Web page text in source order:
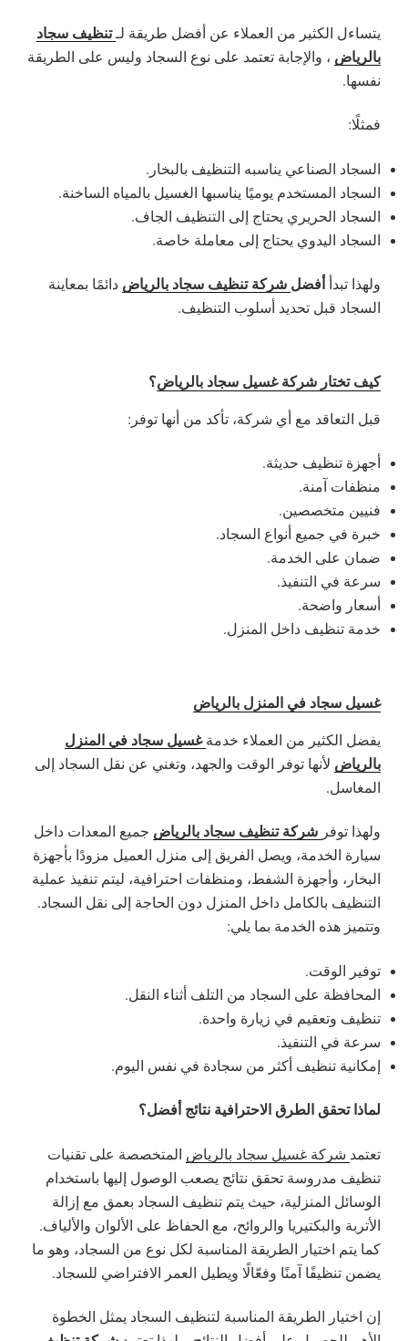
يتساءل الكثير من العملاء عن أفضل طريقة لـتنظيف سجاد
بالرياض ، والإجابة تعتمد على نوع السجاد وليس على الطريقة
نفسها.
فمثلًا:
السجاد الصناعي يناسبه التنظيف بالبخار.
السجاد المستخدم يوميًا يناسبها الغسيل بالمياه الساخنة.
السجاد الحريري يحتاج إلى التنظيف الجاف.
السجاد اليدوي يحتاج إلى معاملة خاصة.
ولهذا تبدأأفضل شركة تنظيف سجاد بالرياض دائمًا بمعاينة
السجاد قبل تحديد أسلوب التنظيف.
كيف تختار شركة غسيل سجاد بالرياض؟
قبل التعاقد مع أي شركة، تأكد من أنها توفر:
أجهزة تنظيف حديثة.
منظفات آمنة.
فنيين متخصصين.
خبرة في جميع أنواع السجاد.
ضمان على الخدمة.
سرعة في التنفيذ.
أسعار واضحة.
خدمة تنظيف داخل المنزل.
غسيل سجاد في المنزل بالرياض
يفضل الكثير من العملاء خدمة غسيل سجاد في المنزل
بالرياض لأنها توفر الوقت والجهد، وتغني عن نقل السجاد إلى
المغاسل.
ولهذا توفر شركة تنظيف سجاد بالرياض جميع المعدات داخل
سيارة الخدمة، ويصل الفريق إلى منزل العميل مزودًا بأجهزة
البخار، وأجهزة الشفط، ومنظفات احترافية، ليتم تنفيذ عملية
التنظيف بالكامل داخل المنزل دون الحاجة إلى نقل السجاد.
وتتميز هذه الخدمة بما يلي:
توفير الوقت.
المحافظة على السجاد من التلف أثناء النقل.
تنظيف وتعقيم في زيارة واحدة.
سرعة في التنفيذ.
إمكانية تنظيف أكثر من سجادة في نفس اليوم.
لماذا تحقق الطرق الاحترافية نتائج أفضل؟
تعتمد شركة غسيل سجاد بالرياض المتخصصة على تقنيات
تنظيف مدروسة تحقق نتائج يصعب الوصول إليها باستخدام
الوسائل المنزلية، حيث يتم تنظيف السجاد بعمق مع إزالة
الأتربة والبكتيريا والروائح، مع الحفاظ على الألوان والألياف.
كما يتم اختيار الطريقة المناسبة لكل نوع من السجاد، وهو ما
يضمن تنظيفًا آمنًا وفعّالًا ويطيل العمر الافتراضي للسجاد.
إن اختيار الطريقة المناسبة لتنظيف السجاد يمثل الخطوة